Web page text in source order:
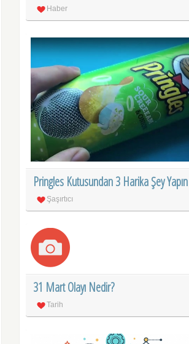
Haber
Pringles Kutusundan 3 Harika Şey Yapın
Şaşırtıcı
31 Mart Olayı Nedir?
Tarih